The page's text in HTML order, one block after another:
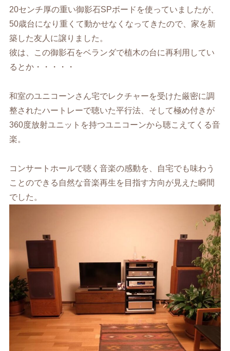
20センチ厚の重い御影石SPボードを使っていましたが、
50歳台になり重くて動かせなくなってきたので、家を新
築した友人に譲りました。
彼は、この御影石をベランダで植木の台に再利用してい
るとか・・・・・
和室のユニコーンさん宅でレクチャーを受けた厳密に調
整されたハートレーで聴いた平行法、そして極め付きが
360度放射ユニットを持つユニコーンから聴こえてくる音
楽。
コンサートホールで聴く音楽の感動を、自宅でも味わう
ことのできる自然な音楽再生を目指す方向が見えた瞬間
でした。